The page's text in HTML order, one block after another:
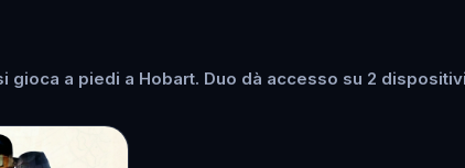
a piedi a Hobart. Duo dà accesso su 2